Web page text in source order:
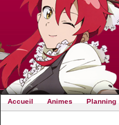
Accueil Animes Planning